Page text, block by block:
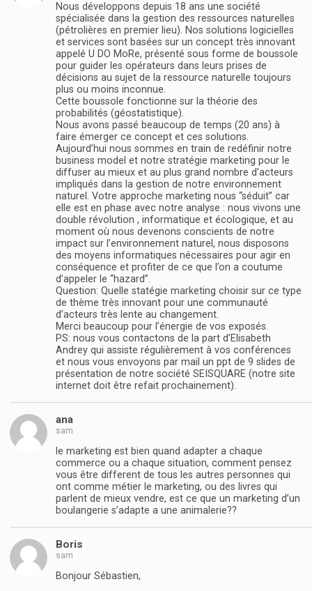
Nous développons depuis 18 ans une société
spécialisée dans la gestion des ressources naturelles
(pétrolières en premier lieu). Nos solutions logicielles
et services sont basées sur un concept très innovant
appelé U DO MoRe, présenté sous forme de boussole
pour guider les opérateurs dans leurs prises de
décisions au sujet de la ressource naturelle toujours
plus ou moins inconnue.
Cette boussole fonctionne sur la théorie des
probabilités (géostatistique).
Nous avons passé beaucoup de temps (20 ans) à
faire émerger ce concept et ces solutions.
Aujourd’hui nous sommes en train de redéfinir notre
business model et notre stratégie marketing pour le
diffuser au mieux et au plus grand nombre d’acteurs
impliqués dans la gestion de notre environnement
naturel. Votre approche marketing nous “séduit” car
elle est en phase avec notre analyse : nous vivons une
double révolution , informatique et écologique, et au
moment où nous devenons conscients de notre
impact sur l’environnement naturel, nous disposons
des moyens informatiques nécessaires pour agir en
conséquence et profiter de ce que l’on a coutume
d’appeler le “hazard”.
Question: Quelle statégie marketing choisir sur ce type
de thème très innovant pour une communauté
d’acteurs très lente au changement.
Merci beaucoup pour l’énergie de vos exposés.
PS: nous vous contactons de la part d’Elisabeth
Andrey qui assiste régulièrement à vos conférences
et nous vous envoyons par mail un ppt de 9 slides de
présentation de notre société SEISQUARE (notre site
internet doit être refait prochainement).
ana
sam
le marketing est bien quand adapter a chaque
commerce ou a chaque situation, comment pensez
vous être different de tous les autres personnes qui
ont comme métier le marketing, ou des livres qui
parlent de mieux vendre, est ce que un marketing d’un
boulangerie s’adapte a une animalerie??
Boris
sam
Bonjour Sébastien,